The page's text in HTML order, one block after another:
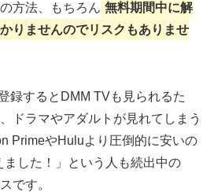
方法、もちろん 無料期間中に解
りませんのでリスクもありませ
録するとDMM TVも見られるた
ドラマやアダルトが見れてしまう
PrimeやHuluより圧倒的に安いの
ました！」という人も続出中の
です。